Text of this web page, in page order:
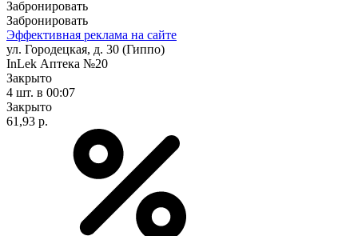
Забронировать
Забронировать
Эффективная реклама на сайте
ул. Городецкая, д. 30 (Гиппо)
InLek Аптека №20
Закрыто
4 шт. в 00:07
Закрыто
61,93 р.